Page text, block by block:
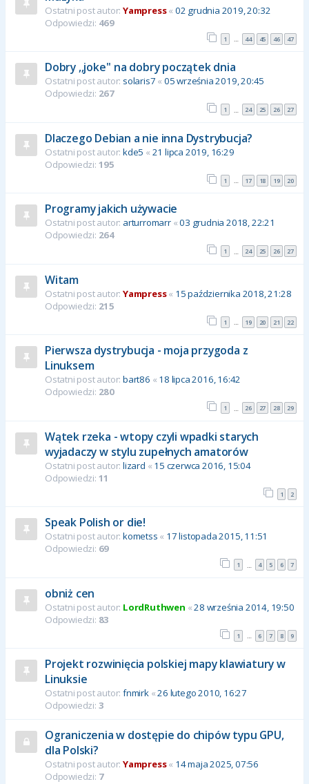
Ostatni post autor: Yampress« 02 grudnia 2019, 20:32
Odpowiedzi: 469
1 … 44 45 46 47
Dobry ,,joke'' na dobry początek dnia
Ostatni post autor: solaris7 « 05 września 2019, 20:45
Odpowiedzi: 267
1 … 24 25 26 27
Dlaczego Debian a nie inna Dystrybucja?
Ostatni post autor: kde5 « 21 lipca 2019, 16:29
Odpowiedzi: 195
1 … 17 18 19 20
Programy jakich używacie
Ostatni post autor: arturromarr«03 grudnia 2018, 22:21
Odpowiedzi: 264
1 … 24 25 26 27
Witam
Ostatni post autor: Yampress« 15 października 2018, 21:28
Odpowiedzi: 215
1 … 19 20 21 22
Pierwsza dystrybucja - moja przygoda z
Linuksem
Ostatni post autor: bart86 « 18 lipca 2016, 16:42
Odpowiedzi: 280
1 … 26 27 28 29
Wątek rzeka - wtopy czyli wpadki starych
wyjadaczy w stylu zupełnych amatorów
Ostatni post autor: lizard « 15 czerwca 2016, 15:04
Odpowiedzi: 11
1 2
Speak Polish or die!
Ostatni post autor: kometss « 17 listopada 2015, 11:51
Odpowiedzi: 69
1 … 4 5 6 7
obniż cen
Ostatni post autor: LordRuthwen «28 września 2014, 19:50
Odpowiedzi: 83
1 … 6 7 8 9
Projekt rozwinięcia polskiej mapy klawiatury w
Linuksie
Ostatni post autor: fnmirk«26 lutego 2010, 16:27
Odpowiedzi: 3
Ograniczenia w dostępie do chipów typu GPU,
dla Polski?
Ostatni post autor: Yampress« 14 maja 2025, 07:56
Odpowiedzi: 7